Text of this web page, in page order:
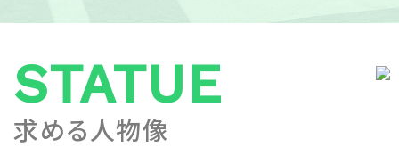
STATUE
求める人物像